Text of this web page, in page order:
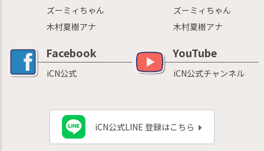
ズーミィちゃん
木村夏樹アナ
ズーミィちゃん
木村夏樹アナ
Facebook
iCN公式
YouTube
iCN公式チャンネル
iCN公式LINE 登録はこちら